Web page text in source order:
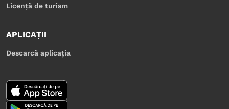
Licență de turism
APLICAȚII
Descarcă aplicația